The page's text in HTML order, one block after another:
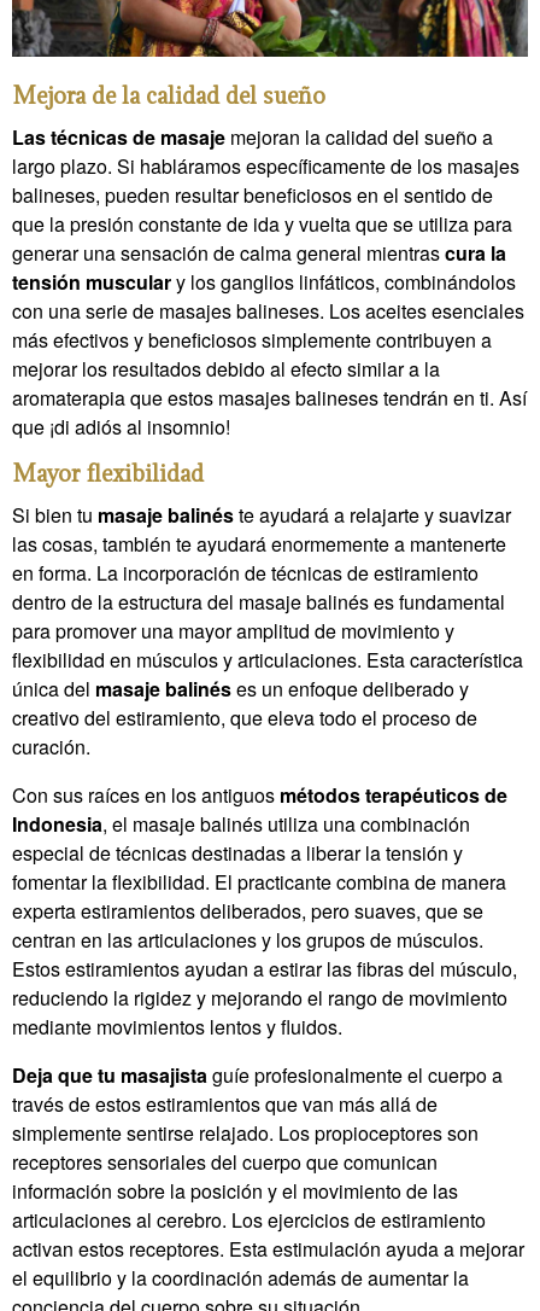
Mejora de la calidad del sueño
Las técnicas de masaje mejoran la calidad del sueño a
largo plazo. Si habláramos específicamente de los masajes
balineses, pueden resultar beneficiosos en el sentido de
que la presión constante de ida y vuelta que se utiliza para
generar una sensación de calma general mientrascura la
tensión musculary los ganglios linfáticos, combinándolos
con una serie de masajes balineses. Los aceites esenciales
más efectivos y beneficiosos simplemente contribuyen a
mejorar los resultados debido al efecto similar a la
aromaterapia que estos masajes balineses tendrán en ti. Así
que ¡di adiós al insomnio!
Mayor flexibilidad
Si bien tu masaje balinéste ayudará a relajarte y suavizar
las cosas, también te ayudará enormemente a mantenerte
en forma. La incorporación de técnicas de estiramiento
dentro de la estructura del masaje balinés es fundamental
para promover una mayor amplitud de movimiento y
flexibilidad en músculos y articulaciones. Esta característica
única del masaje balinéses un enfoque deliberado y
creativo del estiramiento, que eleva todo el proceso de
curación.
Con sus raíces en los antiguos métodos terapéuticos de
Indonesia, el masaje balinés utiliza una combinación
especial de técnicas destinadas a liberar la tensión y
fomentar la flexibilidad. El practicante combina de manera
experta estiramientos deliberados, pero suaves, que se
centran en las articulaciones y los grupos de músculos.
Estos estiramientos ayudan a estirar las fibras del músculo,
reduciendo la rigidez y mejorando el rango de movimiento
mediante movimientos lentos y fluidos.
Deja que tu masajista guíe profesionalmente el cuerpo a
través de estos estiramientos que van más allá de
simplemente sentirse relajado. Los propioceptores son
receptores sensoriales del cuerpo que comunican
información sobre la posición y el movimiento de las
articulaciones al cerebro. Los ejercicios de estiramiento
activan estos receptores. Esta estimulación ayuda a mejorar
el equilibrio y la coordinación además de aumentar la